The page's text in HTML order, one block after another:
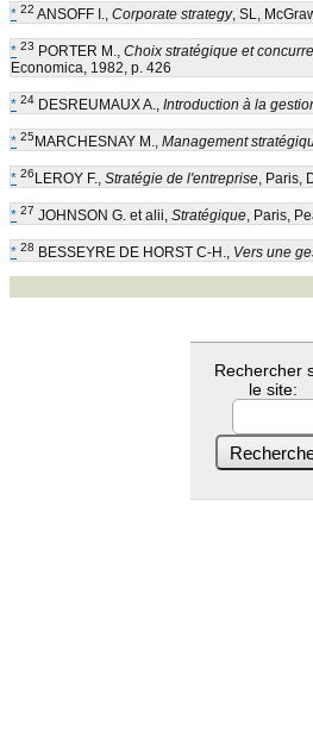
* 22 ANSOFF I., Corporate strategy, SL,
* 23 PORTER M., Choix stratégique et
Economica, 1982, p. 426
* 24 DESREUMAUX A., Introduction à la
* 25MARCHESNAY M., Management
* 26LEROY F., Stratégie de l'entreprise , Paris,
* 27 JOHNSON G. et alii, Stratégique , Paris,
* 28 BESSEYRE DE HORST C-H., Vers une
Rechercher
le site: